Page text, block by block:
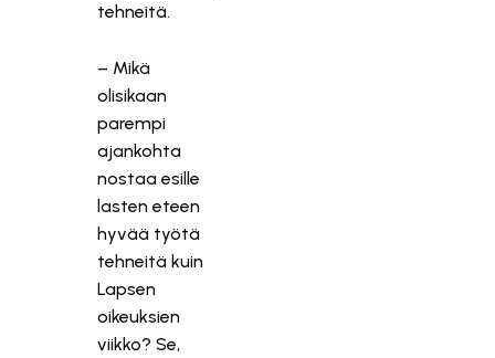
tehneitä.
– Mikä
olisikaan
parempi
ajankohta
nostaa esille
lasten eteen
hyvää työtä
tehneitä kuin
Lapsen
oikeuksien
viikko? Se,